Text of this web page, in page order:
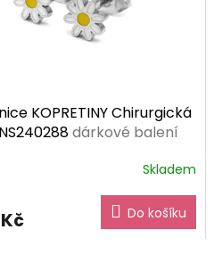
KOPRETINY Chirurgická
dárkové balení
Skladem
Do košíku